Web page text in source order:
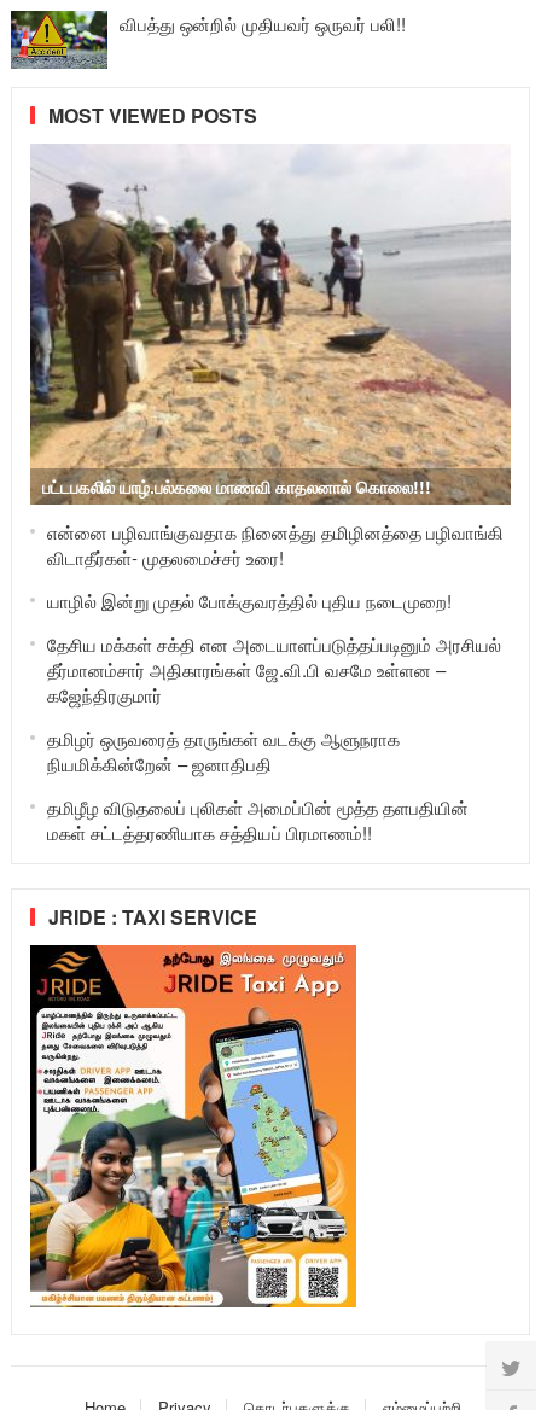
விபத்து ஒன்றில் முதியவர் ஒருவர் பலி!!
MOST VIEWED POSTS
பட்டபகலில் யாழ்.பல்கலை மாணவி காதலனால் கொலை!!!
என்னை பழிவாங்குவதாக நினைத்து தமிழினத்தை பழிவாங்கி
விடாதீர்கள்- முதலமைச்சர் உரை!
யாழில் இன்று முதல் போக்குவரத்தில் புதிய நடைமுறை!
தேசிய மக்கள் சக்தி என அடையாளப்படுத்தப்படினும் அரசியல்
தீர்மானம்சார் அதிகாரங்கள் ஜே.வி.பி வசமே உள்ளன –
கஜேந்திரகுமார்
தமிழர் ஒருவரைத் தாருங்கள் வடக்கு ஆளுநராக
நியமிக்கின்றேன் – ஜனாதிபதி
தமிழீழ விடுதலைப் புலிகள் அமைப்பின் மூத்த தளபதியின்
மகள் சட்டத்தரணியாக சத்தியப் பிரமாணம்!!
JRIDE : TAXI SERVICE